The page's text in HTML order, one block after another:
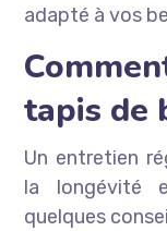
adapté à vos
tapis de
Un entretien
la longévité
quelques